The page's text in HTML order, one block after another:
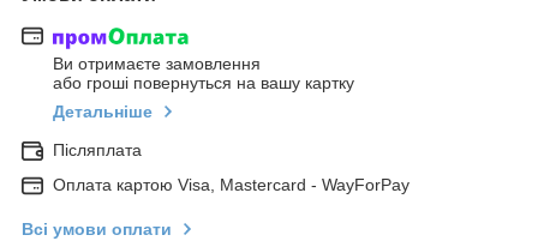
Ви отримаєте замовлення
або гроші повернуться на вашу картку
Детальніше
Післяплата
Оплата картою Visa, Mastercard - WayForPay
Всі умови оплати